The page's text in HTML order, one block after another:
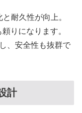
耐久性が向上。
りになります。
、安全性も抜群で
計